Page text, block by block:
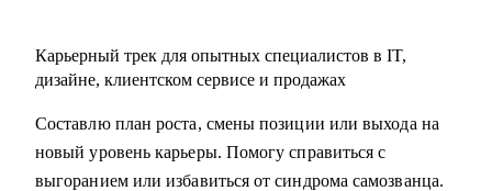
Карьерный трек для опытных специалистов в IT,
дизайне, клиентском сервисе и продажах
Составлю план роста, смены позиции или выхода на
новый уровень карьеры. Помогу справиться с
выгоранием или избавиться от синдрома самозванца.